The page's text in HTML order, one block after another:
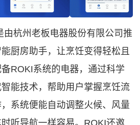
由杭州老板电器股份有限公司推
厨房助手，让烹饪变得轻松且
ROKI系统的电器，通过科学
能技术，帮助用户掌握烹饪流
系统便能自动调整火候、风量